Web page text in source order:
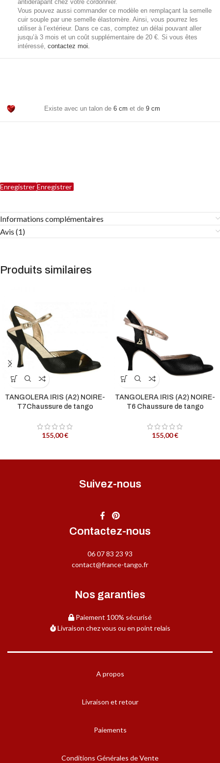
antidérapant chez votre cordonnier.
Vous pouvez aussi commander ce modèle en remplaçant la semelle
cuir souple par une semelle élastomère. Ainsi, vous pourrez les
utiliser à l’extérieur. Dans ce cas, comptez un délai pouvant aller
jusqu’à 3 mois et un coût supplémentaire de 20 €. Si vous êtes
intéressé, contactez moi.
Existe avec un talon de 6 cm et de 9 cm
Enregistrer Enregistrer
Informations complémentaires
Avis (1)
Produits similaires
TANGOLERA IRIS (A2) NOIRE-
T7Chaussure de tango
155,00€
TANGOLERA IRIS (A2) NOIRE-
T6 Chaussure de tango
155,00€
Suivez-nous
Contactez-nous
06 07 83 23 93
contact@france-tango.fr
Nos garanties
Paiement 100% sécurisé
Livraison chez vous ou en point relais
A propos
Livraison et retour
Paiements
Conditions Générales de Vente